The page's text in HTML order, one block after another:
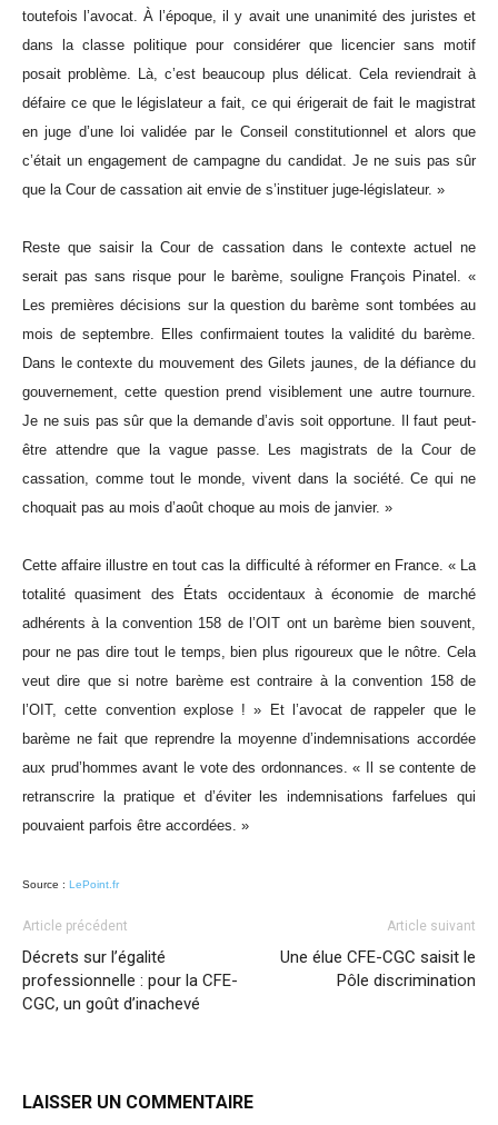
toutefois l’avocat. À l’époque, il y avait une unanimité des juristes et
dans la classe politique pour considérer que licencier sans motif
posait problème. Là, c’est beaucoup plus délicat. Cela reviendrait à
défaire ce que le législateur a fait, ce qui érigerait de fait le magistrat
en juge d’une loi validée par le Conseil constitutionnel et alors que
c’était un engagement de campagne du candidat. Je ne suis pas sûr
que la Cour de cassation ait envie de s’instituer juge-législateur. »
Reste que saisir la Cour de cassation dans le contexte actuel ne
serait pas sans risque pour le barème, souligne François Pinatel. «
Les premières décisions sur la question du barème sont tombées au
mois de septembre. Elles confirmaient toutes la validité du barème.
Dans le contexte du mouvement des Gilets jaunes, de la défiance du
gouvernement, cette question prend visiblement une autre tournure.
Je ne suis pas sûr que la demande d’avis soit opportune. Il faut peut-
être attendre que la vague passe. Les magistrats de la Cour de
cassation, comme tout le monde, vivent dans la société. Ce qui ne
choquait pas au mois d’août choque au mois de janvier. »
Cette affaire illustre en tout cas la difficulté à réformer en France. « La
totalité quasiment des États occidentaux à économie de marché
adhérents à la convention 158 de l’OIT ont un barème bien souvent,
pour ne pas dire tout le temps, bien plus rigoureux que le nôtre. Cela
veut dire que si notre barème est contraire à la convention 158 de
l’OIT, cette convention explose ! » Et l’avocat de rappeler que le
barème ne fait que reprendre la moyenne d’indemnisations accordée
aux prud’hommes avant le vote des ordonnances. « Il se contente de
retranscrire la pratique et d’éviter les indemnisations farfelues qui
pouvaient parfois être accordées. »
Source : LePoint.fr
Article précédent
Décrets sur l’égalité
professionnelle : pour la CFE-
CGC, un goût d’inachevé
Article suivant
Une élue CFE-CGC saisit le
Pôle discrimination
LAISSER UN COMMENTAIRE